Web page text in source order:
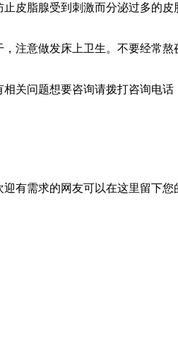
皮脂腺受到刺激而分泌过多的
注意做发床上卫生。不要经常
关问题想要咨询请拨打咨询电话
有需求的网友可以在这里留下您